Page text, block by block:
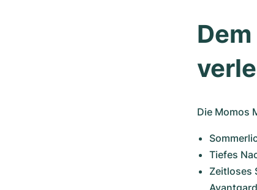
Die Momos
Tiefes
Zeitloses